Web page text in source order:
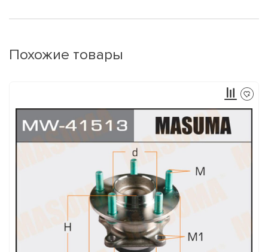
Похожие товары